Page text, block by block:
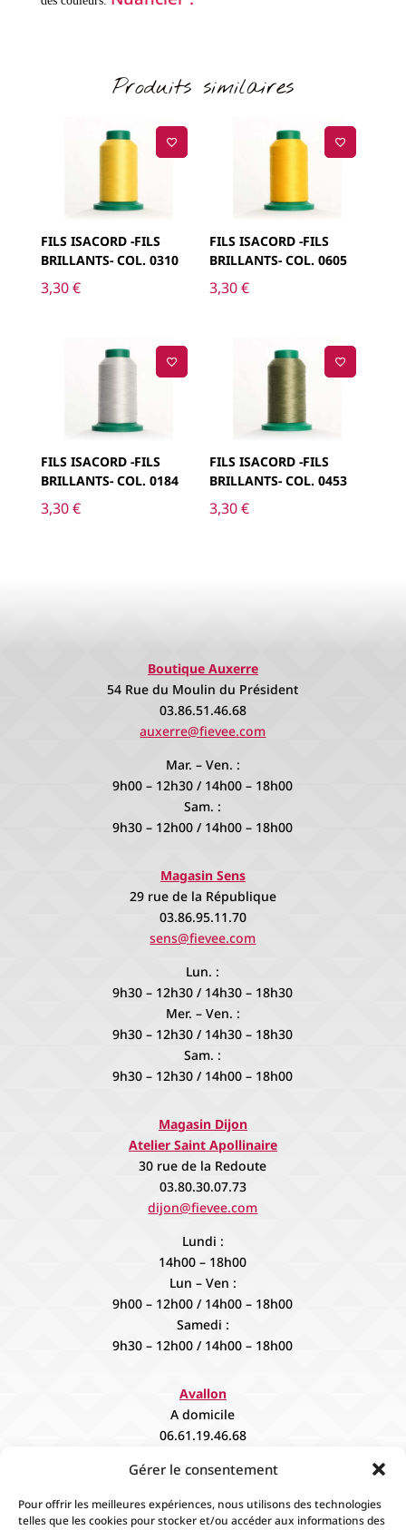
Gérer le consentement
Pour offrir les meilleures expériences, nous utilisons des technologies
telles que les cookies pour stocker et/ou accéder aux informations des
Produits similaires
FILS ISACORD -FILS
BRILLANTS- COL. 0310
3,30€
FILS ISACORD -FILS
BRILLANTS- COL. 0605
3,30€
FILS ISACORD -FILS
BRILLANTS- COL. 0184
3,30€
FILS ISACORD -FILS
BRILLANTS- COL. 0453
3,30€
Boutique Auxerre
54 Rue du Moulin du Président
03.86.51.46.68
auxerre@fievee.com
Mar. – Ven. :
9h00 – 12h30 / 14h00 – 18h00
Sam. :
9h30 – 12h00 / 14h00 – 18h00
Magasin Sens
29 rue de la République
03.86.95.11.70
sens@fievee.com
Lun. :
9h30 – 12h30 / 14h30 – 18h30
Mer. – Ven. :
9h30 – 12h30 / 14h30 – 18h30
Sam. :
9h30 – 12h30 / 14h00 – 18h00
Magasin Dijon
Atelier Saint Apollinaire
30 rue de la Redoute
03.80.30.07.73
dijon@fievee.com
Lundi :
14h00 – 18h00
Lun – Ven :
9h00 – 12h00 / 14h00 – 18h00
Samedi :
9h30 – 12h00 / 14h00 – 18h00
Avallon
A domicile
06.61.19.46.68
Sur rendez vous